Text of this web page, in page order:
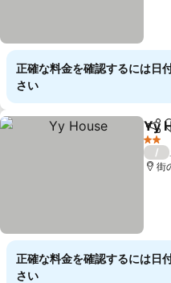
正確な料金を確認するには日
さい
シェ
Yy
2 ホ
/
街
正確な料金を確認するには日
さい